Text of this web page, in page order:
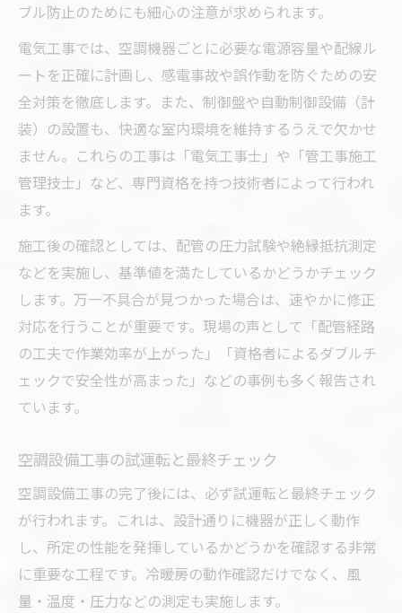
ブル防止のためにも細心の注意が求められます。
電気工事では、空調機器ごとに必要な電源容量や配線ル
ートを正確に計画し、感電事故や誤作動を防ぐための安
全対策を徹底します。また、制御盤や自動制御設備（計
装）の設置も、快適な室内環境を維持するうえで欠かせ
ません。これらの工事は「電気工事士」や「管工事施工
管理技士」など、専門資格を持つ技術者によって行われ
ます。
施工後の確認としては、配管の圧力試験や絶縁抵抗測定
などを実施し、基準値を満たしているかどうかチェック
します。万一不具合が見つかった場合は、速やかに修正
対応を行うことが重要です。現場の声として「配管経路
の工夫で作業効率が上がった」「資格者によるダブルチ
ェックで安全性が高まった」などの事例も多く報告され
ています。
空調設備工事の試運転と最終チェック
空調設備工事の完了後には、必ず試運転と最終チェック
が行われます。これは、設計通りに機器が正しく動作
し、所定の性能を発揮しているかどうかを確認する非常
に重要な工程です。冷暖房の動作確認だけでなく、風
量・温度・圧力などの測定も実施します。